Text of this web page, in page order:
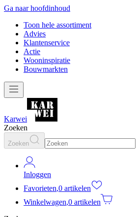
Ga naar hoofdinhoud
Toon hele assortiment
Advies
Klantenservice
Actie
Wooninspiratie
Bouwmarkten
Karwei
Zoeken
Zoeken
Inloggen
Favorieten,0 artikelen
Winkelwagen,0 artikelen